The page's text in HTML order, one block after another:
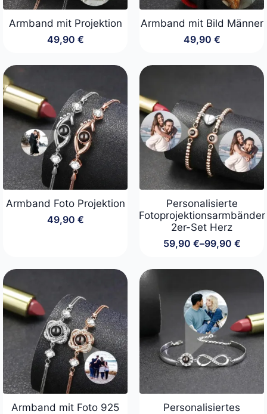
Armband mit Projektion
49,90 €
Armband mit Bild Männer
49,90 €
Armband Foto Projektion
49,90 €
Personalisierte
Fotoprojektionsarmbänder
2er-Set Herz
59,90 €–99,90 €
Preisspanne:
bis
Armband mit Foto 925
Personalisiertes